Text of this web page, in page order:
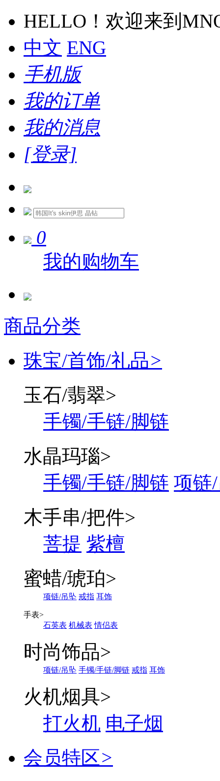
HELLO！欢迎来到
中文 ENG
手机版
我的订单
我的消息
[登录]
0
我的购物车
商品分类
珠宝/首饰/礼品>
玉石/翡翠>
手镯/手链/脚链
水晶玛瑙>
手镯/手链/脚链 项链
木手串/把件>
菩提 紫檀
蜜蜡/琥珀>
项链/吊坠 戒指 耳饰
手表>
石英表 机械表 情侣表
时尚饰品>
项链/吊坠 手镯/手链/脚链 戒指 耳饰
火机烟具>
打火机 电子烟
会员特区>